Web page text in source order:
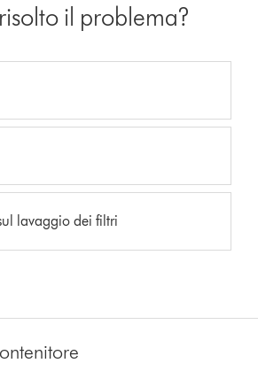
il problema?
lavaggio dei filtri